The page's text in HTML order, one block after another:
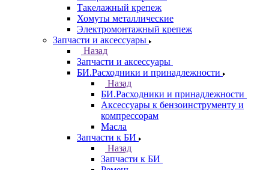
Такелажный крепеж
Хомуты металлические
Электромонтажный крепеж
Запчасти и аксессуары
Назад
Запчасти и аксессуары
БИ.Расходники и принадлежности
Назад
БИ.Расходники и принадлежности
Аксессуары к бензоинструменту и
компрессорам
Масла
Запчасти к БИ
Назад
Запчасти к БИ